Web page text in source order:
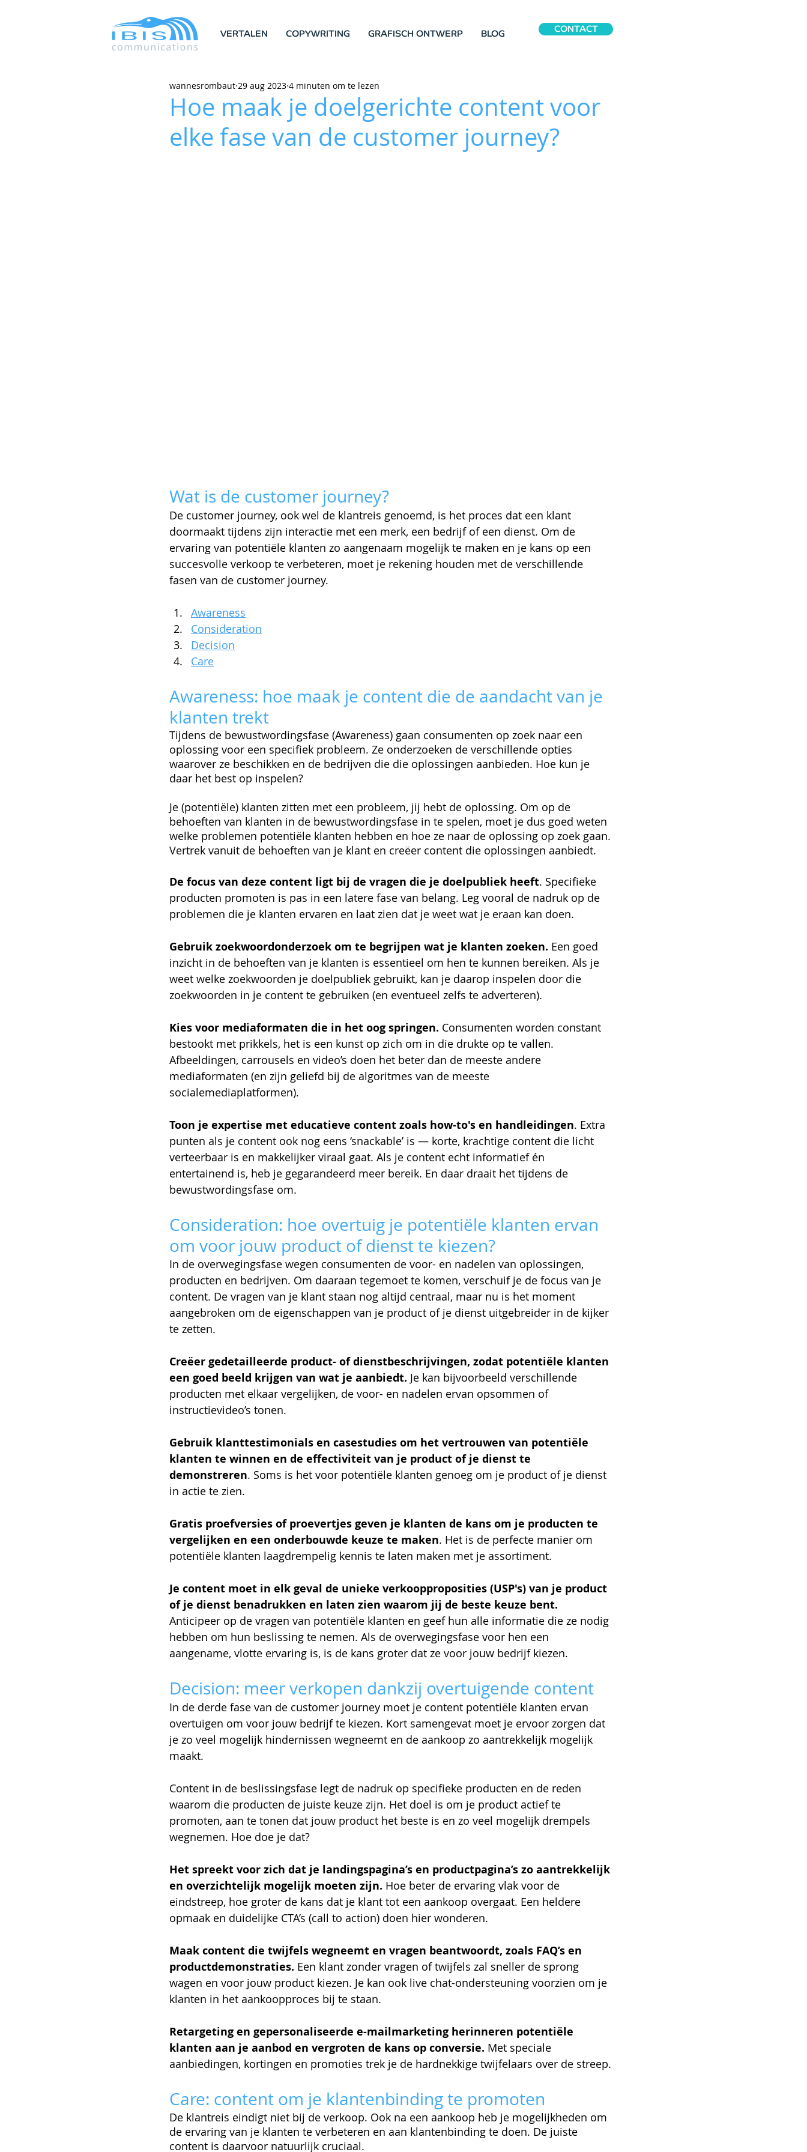
VERTALEN COPYWRITING GRAFISCH ONTWERP BLOG CONTACT
Hoe maak je doelgerichte content voor
elke fase van de customer journey?
wannesrombaut 29 aug 2023 4 minuten om te lezen
Wat is de customer journey?
De customer journey, ook wel de klantreis genoemd, is het proces dat een klant
doormaakt tijdens zijn interactie met een merk, een bedrijf of een dienst. Om de
ervaring van potentiële klanten zo aangenaam mogelijk te maken en je kans op een
succesvolle verkoop te verbeteren, moet je rekening houden met de verschillende
fasen van de customer journey.
Awareness
Consideration
Decision
Care
Awareness: hoe maak je content die de aandacht van je
klanten trekt
Tijdens de bewustwordingsfase (Awareness) gaan consumenten op zoek naar een
oplossing voor een specifiek probleem. Ze onderzoeken de verschillende opties
waarover ze beschikken en de bedrijven die die oplossingen aanbieden. Hoe kun je
daar het best op inspelen?
Je (potentiële) klanten zitten met een probleem, jij hebt de oplossing. Om op de
behoeften van klanten in de bewustwordingsfase in te spelen, moet je dus goed weten
welke problemen potentiële klanten hebben en hoe ze naar de oplossing op zoek gaan.
Vertrek vanuit de behoeften van je klant en creëer content die oplossingen aanbiedt.
De focus van deze content ligt bij de vragen die je doelpubliek heeft. Specifieke
producten promoten is pas in een latere fase van belang. Leg vooral de nadruk op de
problemen die je klanten ervaren en laat zien dat je weet wat je eraan kan doen.
Gebruik zoekwoordonderzoek om te begrijpen wat je klanten zoeken. Een goed
inzicht in de behoeften van je klanten is essentieel om hen te kunnen bereiken. Als je
weet welke zoekwoorden je doelpubliek gebruikt, kan je daarop inspelen door die
zoekwoorden in je content te gebruiken (en eventueel zelfs te adverteren).
Kies voor mediaformaten die in het oog springen. Consumenten worden constant
bestookt met prikkels, het is een kunst op zich om in die drukte op te vallen.
Afbeeldingen, carrousels en video’s doen het beter dan de meeste andere
mediaformaten (en zijn geliefd bij de algoritmes van de meeste
socialemediaplatformen).
Toon je expertise met educatieve content zoals how-to's en handleidingen. Extra
punten als je content ook nog eens ‘snackable’ is — korte, krachtige content die licht
verteerbaar is en makkelijker viraal gaat. Als je content echt informatief én
entertainend is, heb je gegarandeerd meer bereik. En daar draait het tijdens de
bewustwordingsfase om.
Consideration: hoe overtuig je potentiële klanten ervan
om voor jouw product of dienst te kiezen?
In de overwegingsfase wegen consumenten de voor- en nadelen van oplossingen,
producten en bedrijven. Om daaraan tegemoet te komen, verschuif je de focus van je
content. De vragen van je klant staan nog altijd centraal, maar nu is het moment
aangebroken om de eigenschappen van je product of je dienst uitgebreider in de kijker
te zetten.
Creëer gedetailleerde product- of dienstbeschrijvingen, zodat potentiële klanten
een goed beeld krijgen van wat je aanbiedt. Je kan bijvoorbeeld verschillende
producten met elkaar vergelijken, de voor- en nadelen ervan opsommen of
instructievideo’s tonen.
Gebruik klanttestimonials en casestudies om het vertrouwen van potentiële
klanten te winnen en de effectiviteit van je product of je dienst te
demonstreren. Soms is het voor potentiële klanten genoeg om je product of je dienst
in actie te zien.
Gratis proefversies of proevertjes geven je klanten de kans om je producten te
vergelijken en een onderbouwde keuze te maken. Het is de perfecte manier om
potentiële klanten laagdrempelig kennis te laten maken met je assortiment.
Je content moet in elk geval de unieke verkoopproposities (USP's) van je product
of je dienst benadrukken en laten zien waarom jij de beste keuze bent.
Anticipeer op de vragen van potentiële klanten en geef hun alle informatie die ze nodig
hebben om hun beslissing te nemen. Als de overwegingsfase voor hen een
aangename, vlotte ervaring is, is de kans groter dat ze voor jouw bedrijf kiezen.
Decision: meer verkopen dankzij overtuigende content
In de derde fase van de customer journey moet je content potentiële klanten ervan
overtuigen om voor jouw bedrijf te kiezen. Kort samengevat moet je ervoor zorgen dat
je zo veel mogelijk hindernissen wegneemt en de aankoop zo aantrekkelijk mogelijk
maakt.
Content in de beslissingsfase legt de nadruk op specifieke producten en de reden
waarom die producten de juiste keuze zijn. Het doel is om je product actief te
promoten, aan te tonen dat jouw product het beste is en zo veel mogelijk drempels
wegnemen. Hoe doe je dat?
Het spreekt voor zich dat je landingspagina’s en productpagina’s zo aantrekkelijk
en overzichtelijk mogelijk moeten zijn. Hoe beter de ervaring vlak voor de
eindstreep, hoe groter de kans dat je klant tot een aankoop overgaat. Een heldere
opmaak en duidelijke CTA’s (call to action) doen hier wonderen.
Maak content die twijfels wegneemt en vragen beantwoordt, zoals FAQ’s en
productdemonstraties. Een klant zonder vragen of twijfels zal sneller de sprong
wagen en voor jouw product kiezen. Je kan ook live chat-ondersteuning voorzien om je
klanten in het aankoopproces bij te staan.
Retargeting en gepersonaliseerde e-mailmarketing herinneren potentiële
klanten aan je aanbod en vergroten de kans op conversie. Met speciale
aanbiedingen, kortingen en promoties trek je de hardnekkige twijfelaars over de streep.
Care: content om je klantenbinding te promoten
De klantreis eindigt niet bij de verkoop. Ook na een aankoop heb je mogelijkheden om
de ervaring van je klanten te verbeteren en aan klantenbinding te doen. De juiste
content is daarvoor natuurlijk cruciaal.